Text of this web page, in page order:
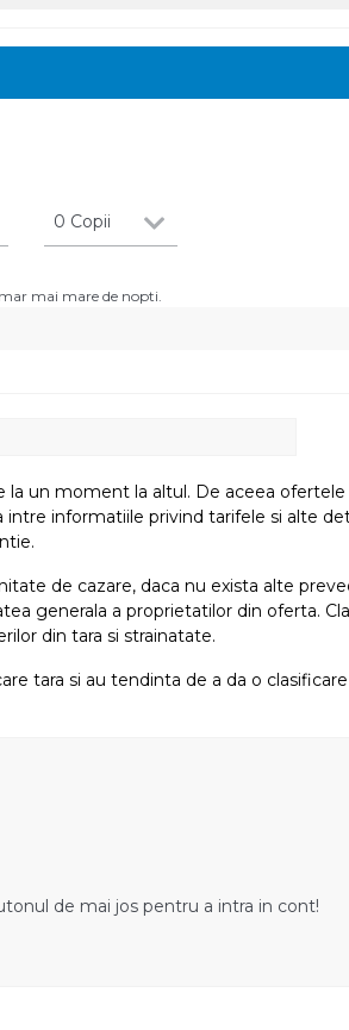
0 Copii
mai mare de nopti.
un moment la altul. De aceea
informatiile privind tarifele si alte
de cazare, daca nu exista alte
generala a proprietatilor din oferta.
din tara si strainatate.
tara si au tendinta de a da o
de mai jos pentru a intra in cont!